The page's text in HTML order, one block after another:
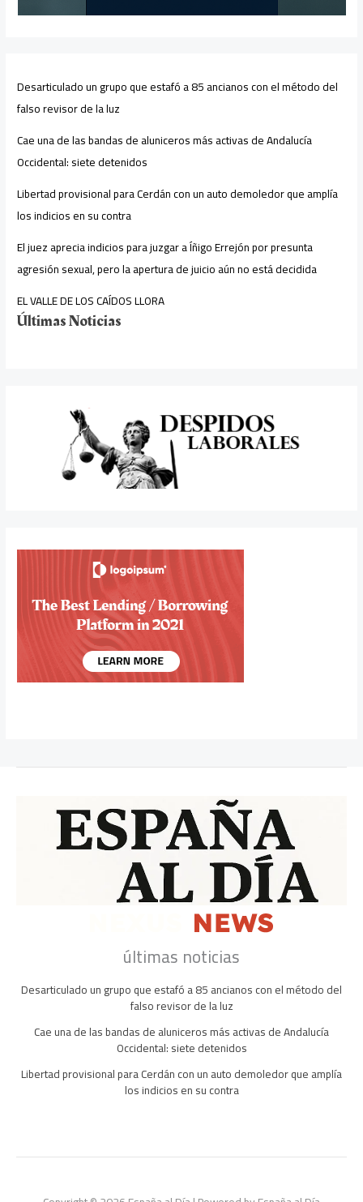
Desarticulado un grupo que estafó a 85 ancianos con el método del
falso revisor de la luz
Cae una de las bandas de aluniceros más activas de Andalucía
Occidental: siete detenidos
Libertad provisional para Cerdán con un auto demoledor que amplía
los indicios en su contra
El juez aprecia indicios para juzgar a Íñigo Errejón por presunta
agresión sexual, pero la apertura de juicio aún no está decidida
EL VALLE DE LOS CAÍDOS LLORA
Últimas Noticias
últimas noticias
Desarticulado un grupo que estafó a 85 ancianos con el método del
falso revisor de la luz
Cae una de las bandas de aluniceros más activas de Andalucía
Occidental: siete detenidos
Libertad provisional para Cerdán con un auto demoledor que amplía
los indicios en su contra